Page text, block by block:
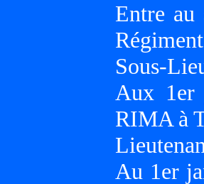
Entre au
Sous-
Aux 1er
RIMA à
Au 1er